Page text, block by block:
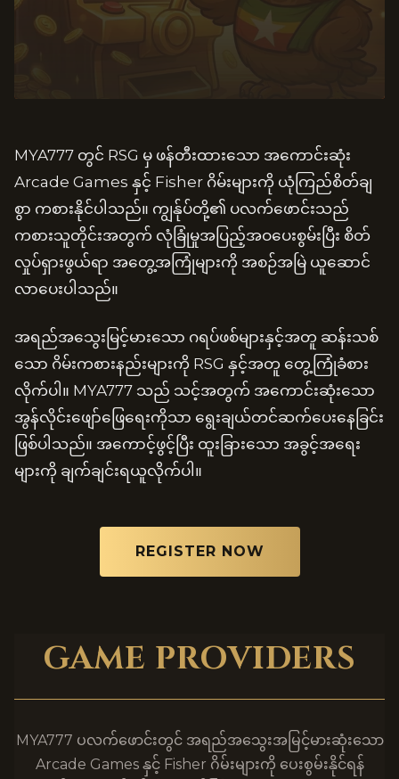
MYA777 တွင် RSG မှ ဖန်တီးထားသော အကောင်းဆုံး
Arcade Games နှင့် Fisher ဂိမ်းများကို ယုံကြည်စိတ်ချ
စွာ ကစားနိုင်ပါသည်။ ကျွန်ုပ်တို့၏ ပလက်ဖောင်းသည်
ကစားသူတိုင်းအတွက် လုံခြုံမှုအပြည့်အဝပေးစွမ်းပြီး စိတ်
လှုပ်ရှားဖွယ်ရာ အတွေ့အကြုံများကို အစဉ်အမြဲ ယူဆောင်
လာပေးပါသည်။
အရည်အသွေးမြင့်မားသော ဂရပ်ဖစ်များနှင့်အတူ ဆန်းသစ်
သော ဂိမ်းကစားနည်းများကို RSG နှင့်အတူ တွေ့ကြုံခံစား
လိုက်ပါ။ MYA777 သည် သင့်အတွက် အကောင်းဆုံးသော
အွန်လိုင်းဖျော်ဖြေရေးကိုသာ ရွေးချယ်တင်ဆက်ပေးနေခြင်း
ဖြစ်ပါသည်။ အကောင့်ဖွင့်ပြီး ထူးခြားသော အခွင့်အရေး
များကို ချက်ချင်းရယူလိုက်ပါ။
REGISTER NOW
GAME PROVIDERS
MYA777 ပလက်ဖောင်းတွင် အရည်အသွေးအမြင့်မားဆုံးသော
Arcade Games နှင့် Fisher ဂိမ်းများကို ပေးစွမ်းနိုင်ရန်